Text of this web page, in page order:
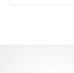
wszystkie